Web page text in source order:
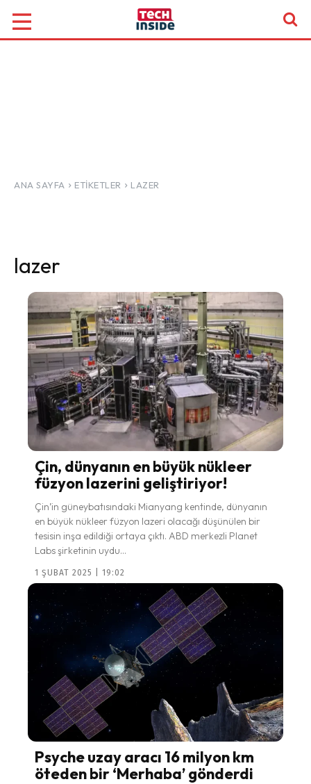
ANA SAYFA ETIKETLER LAZER
lazer
Çin, dünyanın en büyük nükleer
füzyon lazerini geliştiriyor!
Çin’in güneybatısındaki Mianyang kentinde, dünyanın
en büyük nükleer füzyon lazeri olacağı düşünülen bir
tesisin inşa edildiği ortaya çıktı. ABD merkezli Planet
Labs şirketinin uydu...
1 ŞUBAT 2025 | 19:02
Psyche uzay aracı 16 milyon km
öteden bir ‘Merhaba’ gönderdi